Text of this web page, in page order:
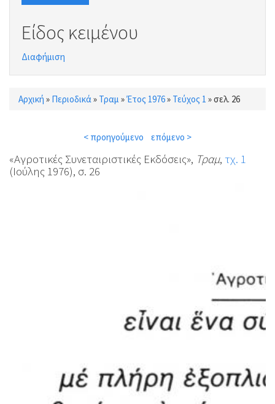
Είδος κειμένου
Διαφήμιση
Είστε εδώ
Αρχική » Περιοδικά » Τραμ »Έτος 1976» Τεύχος 1 »σελ. 26
< προηγούμενο επόμενο >
«Αγροτικές Συνεταιριστικές Εκδόσεις», Τραμ, τχ. 1
(Ιούλης 1976), σ. 26